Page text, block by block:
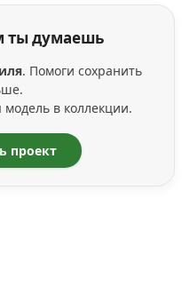
ты думаешь
. Помоги сохранить
в коллекции.
проект